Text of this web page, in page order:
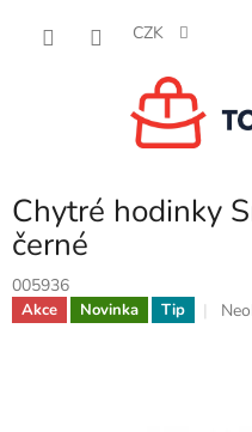
CZK
Chytré hodinky
černé
005936
Akce Novinka Tip